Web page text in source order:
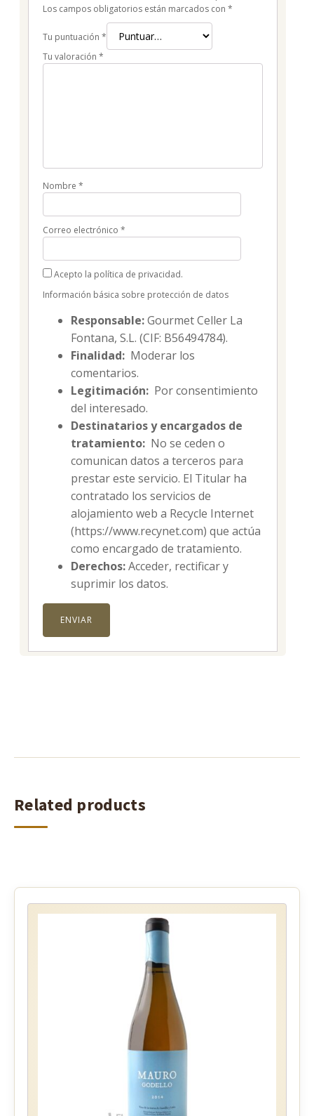
Los campos obligatorios están marcados con *
Tu puntuación *
Tu valoración *
Nombre *
Correo electrónico *
Acepto la política de privacidad.
Información básica sobre protección de datos
Responsable:Gourmet Celler La
Fontana, S.L. (CIF: B56494784).
Finalidad: Moderar los
comentarios.
Legitimación: Por consentimiento
del interesado.
Destinatarios y encargados de
tratamiento: No se ceden o
comunican datos a terceros para
prestar este servicio. El Titular ha
contratado los servicios de
alojamiento web a Recycle Internet
(https://www.recynet.com) que actúa
como encargado de tratamiento.
Derechos:Acceder, rectificar y
suprimir los datos.
Related products